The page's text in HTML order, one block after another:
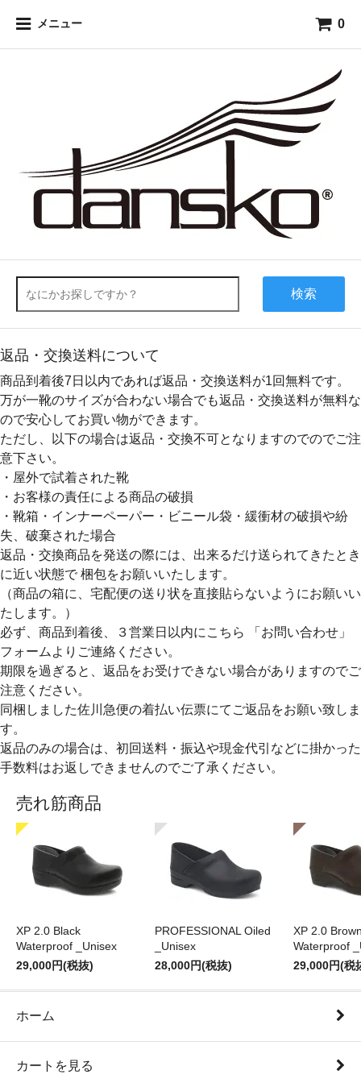
メニュー 0
検索
返品・交換送料について
商品到着後7日以内であれば返品・交換送料が1回無料です。
万が一靴のサイズが合わない場合でも返品・交換送料が無料な
ので安心してお買い物ができます。
ただし、以下の場合は返品・交換不可となりますのでのでご注
意下さい。
・屋外で試着された靴
・お客様の責任による商品の破損
・靴箱・インナーペーパー・ビニール袋・緩衝材の破損や紛
失、破棄された場合
返品・交換商品を発送の際には、出来るだけ送られてきたとき
に近い状態で 梱包をお願いいたします。
（商品の箱に、宅配便の送り状を直接貼らないようにお願いい
たします。）
必ず、商品到着後、３営業日以内にこちら 「お問い合わせ」
フォームよりご連絡ください。
期限を過ぎると、返品をお受けできない場合がありますのでご
注意ください。
同梱しました佐川急便の着払い伝票にてご返品をお願い致しま
す。
返品のみの場合は、初回送料・振込や現金代引などに掛かった
手数料はお返しできませんのでご了承ください。
売れ筋商品
XP 2.0 Black
Waterproof _Unisex
29,000円(税抜)
PROFESSIONAL Oiled
_Unisex
28,000円(税抜)
XP 2.0
Waterproof
29,000円(税
ホーム
カートを見る